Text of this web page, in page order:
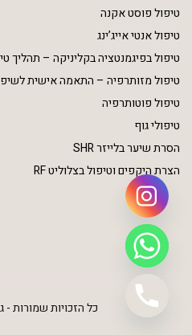
טיפול פוסט אקנה
טיפול אנטי אייג’ינג
טיפול בפיגמנטציה בקליניקה – תהליך
טיפול מזותרפיה – התאמה אישית
טיפול פוטותרפיה
טיפולי גוף
הסרת שיער בלייזר SHR
הצרת היקפים וטיפול בצלוליט RF
כל הזכויות שמורות -